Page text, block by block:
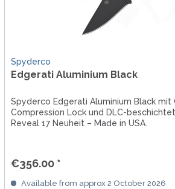
Spyderco
Edgerati Aluminium Black
Spyderco Edgerati Aluminium Black mit
Compression Lock und DLC-
Reveal 17 Neuheit – Made in USA.
€356.00 *
Available from approx 2 October 2026